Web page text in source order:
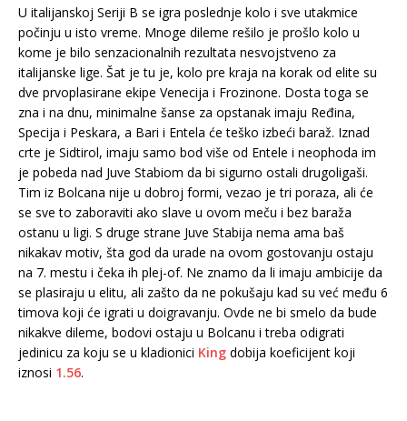
U italijanskoj Seriji B se igra poslednje kolo i sve utakmice
počinju u isto vreme. Mnoge dileme rešilo je prošlo kolo u
kome je bilo senzacionalnih rezultata nesvojstveno za
italijanske lige. Šat je tu je, kolo pre kraja na korak od elite su
dve prvoplasirane ekipe Venecija i Frozinone. Dosta toga se
zna i na dnu, minimalne šanse za opstanak imaju Ređina,
Specija i Peskara, a Bari i Entela će teško izbeći baraž. Iznad
crte je Sidtirol, imaju samo bod više od Entele i neophoda im
je pobeda nad Juve Stabiom da bi sigurno ostali drugoligaši.
Tim iz Bolcana nije u dobroj formi, vezao je tri poraza, ali će
se sve to zaboraviti ako slave u ovom meču i bez baraža
ostanu u ligi. S druge strane Juve Stabija nema ama baš
nikakav motiv, šta god da urade na ovom gostovanju ostaju
na 7. mestu i čeka ih plej-of. Ne znamo da li imaju ambicije da
se plasiraju u elitu, ali zašto da ne pokušaju kad su već među 6
timova koji će igrati u doigravanju. Ovde ne bi smelo da bude
nikakve dileme, bodovi ostaju u Bolcanu i treba odigrati
jedinicu za koju se u kladionici King dobija koeficijent koji
iznosi 1.56.